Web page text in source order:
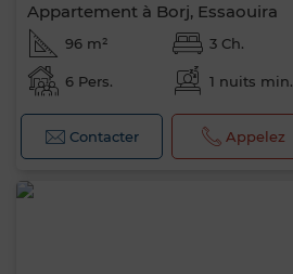
Appartement à Borj, Essaouira
96 m² 3 Ch.
6 Pers. 1 nuits min.
Contacter Appelez